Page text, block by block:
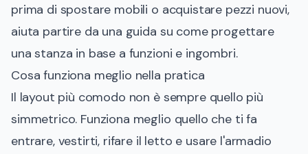
prima di spostare mobili o acquistare pezzi nuovi,
aiuta partire da una guida su come progettare
una stanza in base a funzioni e ingombri.
Cosa funziona meglio nella pratica
Il layout più comodo non è sempre quello più
simmetrico. Funziona meglio quello che ti fa
entrare, vestirti, rifare il letto e usare l'armadio